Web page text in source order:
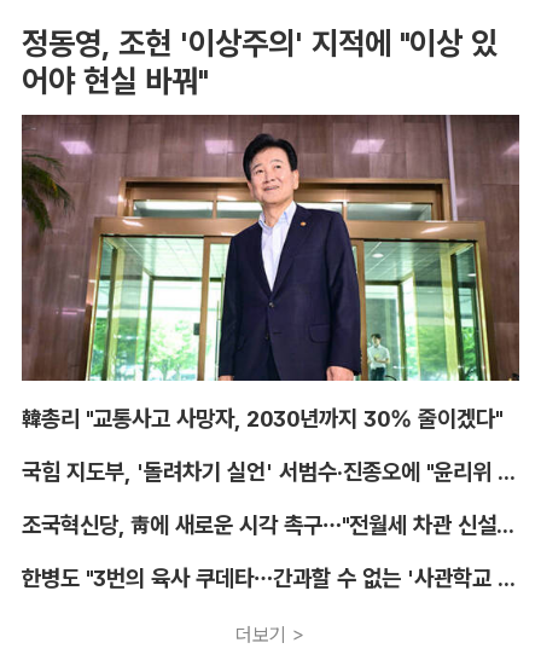
정동영, 조현 '이상주의' 지적에 "이상 있
어야 현실 바꿔"
韓총리 "교통사고 사망자, 2030년까지 30% 줄이겠다"
국힘 지도부, '돌려차기 실언' 서범수·진종오에 "윤리위 엄중 조치"
조국혁신당, 靑에 새로운 시각 촉구…"전월세 차관 신설해야"
한병도 "3번의 육사 쿠데타…간과할 수 없는 '사관학교 통합' 명분"
더보기 >